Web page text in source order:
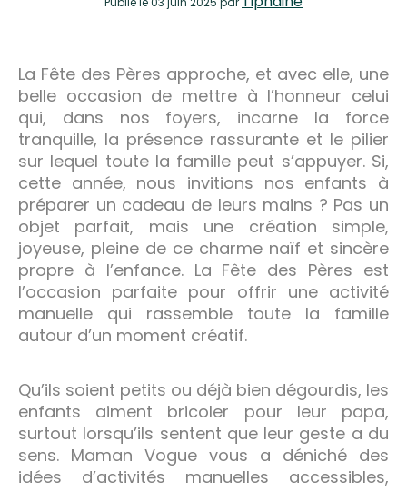
La Fête des Pères approche, et avec elle, une
belle occasion de mettre à l’honneur celui
qui, dans nos foyers, incarne la force
tranquille, la présence rassurante et le pilier
sur lequel toute la famille peut s’appuyer. Si,
cette année, nous invitions nos enfants à
préparer un cadeau de leurs mains ? Pas un
objet parfait, mais une création simple,
joyeuse, pleine de ce charme naïf et sincère
propre à l’enfance. La Fête des Pères est
l’occasion parfaite pour offrir une activité
manuelle qui rassemble toute la famille
autour d’un moment créatif.
Qu’ils soient petits ou déjà bien dégourdis, les
enfants aiment bricoler pour leur papa,
surtout lorsqu’ils sentent que leur geste a du
sens. Maman Vogue vous a déniché des
idées d’activités manuelles accessibles,